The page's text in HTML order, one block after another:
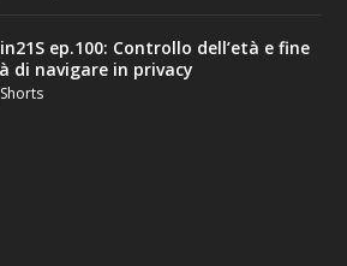
ep.100: Controllo dell’età e fine
di navigare in privacy
Shorts